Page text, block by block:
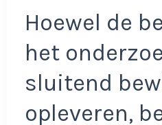
Hoewel de
het
sluitend
opleveren,